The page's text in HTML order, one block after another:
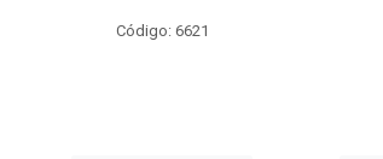
Código: 6621